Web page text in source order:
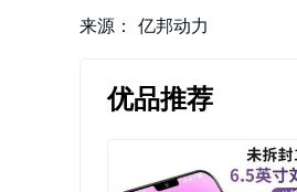
来源： 亿邦动力
优品推荐